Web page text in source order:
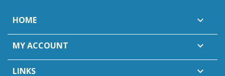
HOME 
MY ACCOUNT 
LINKS 